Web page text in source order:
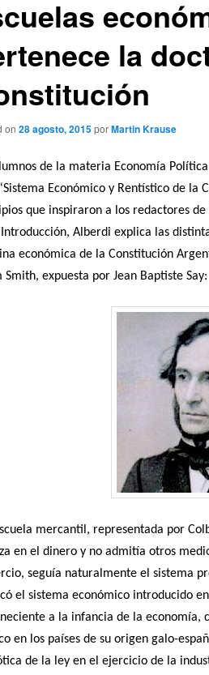
la
on 28 agosto, 2015porMartin Krause
de la materia Economía
Económico y Rentístico de
que inspiraron a los redactores
Introducción, Alberdi explica las
económica de la Constitución
Smith, expuesta por Jean Baptiste Say:
mercantil, representada por
en el dinero y no admitía otros
seguía naturalmente el sistema
el sistema económico introducido
a la infancia de la economía,
en los países de su origen galo-
de la ley en el ejercicio de la